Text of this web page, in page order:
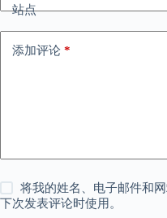
站点
添加评论 *
将我的姓名、电子邮件和
下次发表评论时使用。